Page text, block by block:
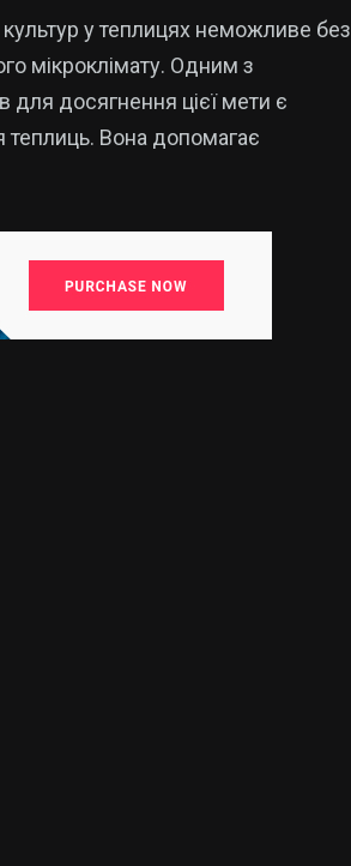
у теплицях неможливе без
мікроклімату. Одним з
для досягнення цієї мети є
теплиць. Вона допомагає